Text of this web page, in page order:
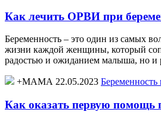
Как лечить ОРВИ при
Беременность – это один из самых
жизни каждой женщины, который
радостью и ожиданием малыша, но
+МАМА 22.05.2023
Как оказать первую помощь